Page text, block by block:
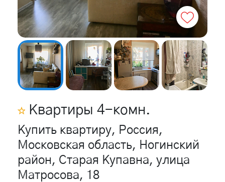
Квартиры 4-комн.
Купить квартиру, Россия,
Московская область, Ногинский
район, Старая Купавна, улица
Матросова, 18